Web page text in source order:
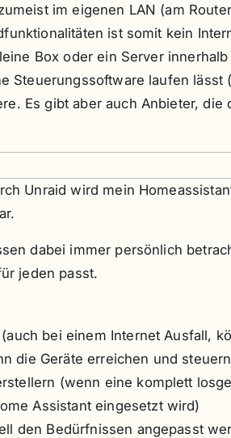
im eigenen LAN (am
ist somit kein
Box oder ein Server
Steuerungssoftware laufen lässt
Es gibt aber auch Anbieter, die
Unraid wird mein
dabei immer persönlich
jeden passt.
bei einem Internet Ausfall,
die Geräte erreichen und steuern
(wenn eine komplett
Assistant eingesetzt wird)
den Bedürfnissen angepasst